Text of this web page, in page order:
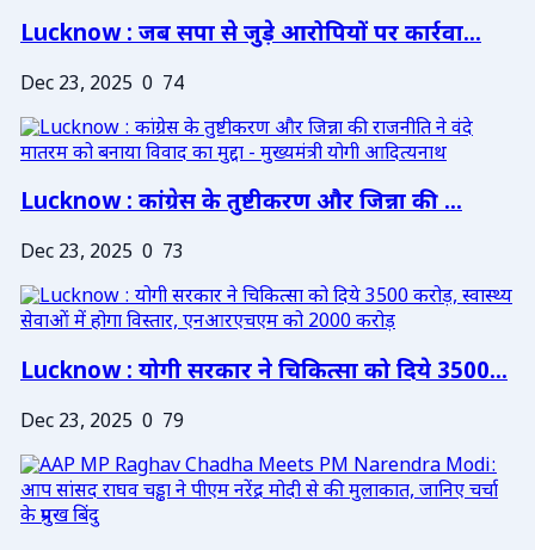
Lucknow : जब सपा से जुड़े आरोपियों पर कार्रवा...
Dec 23, 2025 0 74
Lucknow : कांग्रेस के तुष्टीकरण और जिन्ना की ...
Dec 23, 2025 0 73
Lucknow : योगी सरकार ने चिकित्सा को दिये 3500...
Dec 23, 2025 0 79